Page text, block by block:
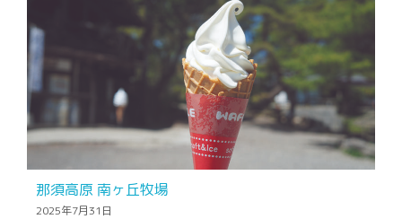
那須高原 南ヶ丘牧場
2025年7月31日